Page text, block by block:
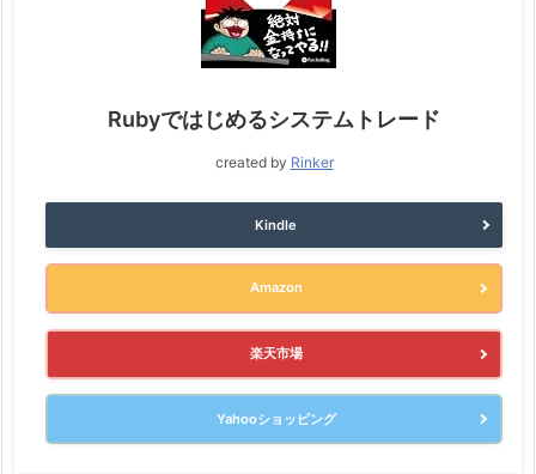
Rubyではじめるシステムトレード
created by Rinker
Kindle
Amazon
楽天市場
Yahooショッピング